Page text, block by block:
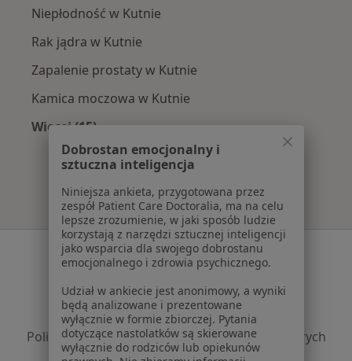
Niepłodność w Kutnie
Rak jądra w Kutnie
Zapalenie prostaty w Kutnie
Kamica moczowa w Kutnie
Więcej (15)
Więcej w kategorii: Najczęście leczone
Serwis
Polityka prywatności pacjentów
Polityka prywatności profesjonalistów
Polityka prywatności dla profesjonalistów, których
dane pozyskaliśmy samodzielnie
Dobrostan emocjonalny i
sztuczna inteligencja
Niniejsza ankieta, przygotowana przez
zespół Patient Care Doctoralia, ma na celu
lepsze zrozumienie, w jaki sposób ludzie
korzystają z narzędzi sztucznej inteligencji
jako wsparcia dla swojego dobrostanu
emocjonalnego i zdrowia psychicznego.
Udział w ankiecie jest anonimowy, a wyniki
będą analizowane i prezentowane
wyłącznie w formie zbiorczej. Pytania
dotyczące nastolatków są skierowane
wyłącznie do rodziców lub opiekunów